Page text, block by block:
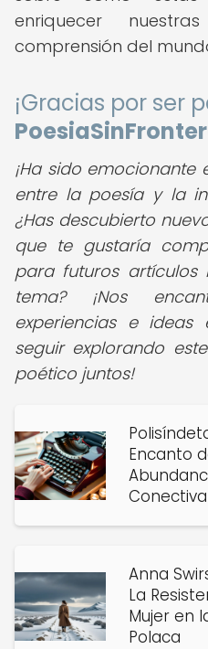
enriquecer
comprensión del
¡Gracias por ser
¡Ha sido emocionante
entre la poesía y la
¿Has descubierto
que te gustaría
para futuros artículos
tema? ¡Nos
experiencias e
seguir explorando
poético juntos!
Encanto
Conectiva
Anna
La
Mujer en
Polaca